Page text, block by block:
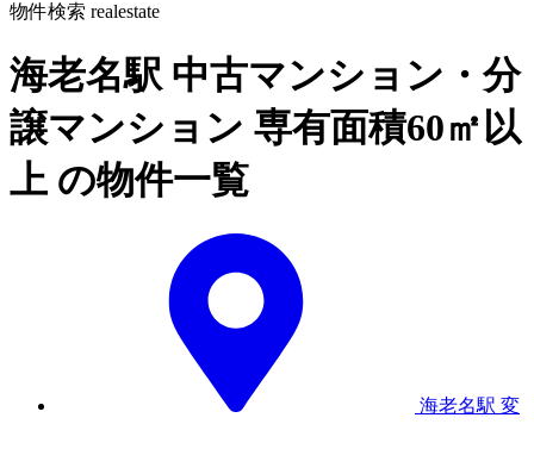
物件検索 realestate
海老名駅 中古マンション・分
譲マンション 専有面積60㎡以
上 の物件一覧
海老名駅 変